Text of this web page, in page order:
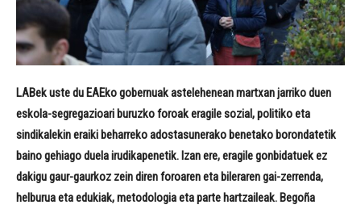
LABek uste du EAEko gobernuak astelehenean martxan jarriko duen
eskola-segregazioari buruzko foroak eragile sozial, politiko eta
sindikalekin eraiki beharreko adostasunerako benetako borondatetik
baino gehiago duela irudikapenetik. Izan ere, eragile gonbidatuek ez
dakigu gaur-gaurkoz zein diren foroaren eta bileraren gai-zerrenda,
helburua eta edukiak, metodologia eta parte hartzaileak. Begoña